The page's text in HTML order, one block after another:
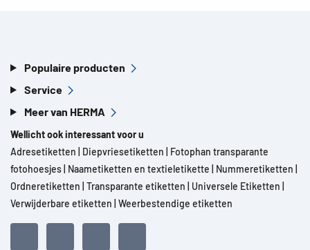
Populaire producten
Service
Meer van HERMA
Wellicht ook interessant voor u
Adresetiketten
Diepvriesetiketten
Fotophan transparante
fotohoesjes Naametiketten en textieletikette Nummeretiketten
Ordneretiketten Transparante etiketten Universele Etiketten
Verwijderbare etiketten Weerbestendige etiketten